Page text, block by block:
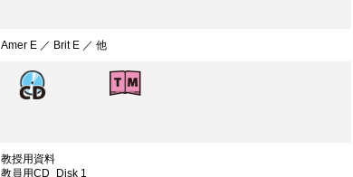
Amer E ／ Brit E ／ 他
教授用資料
教員用CD_Disk 1